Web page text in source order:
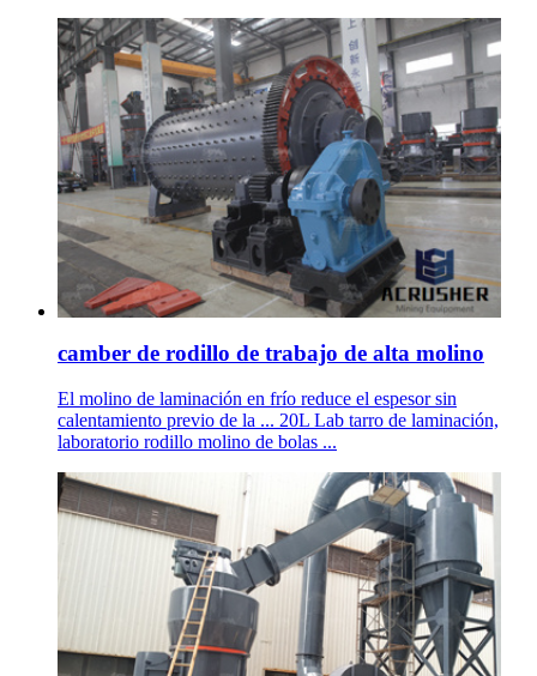
camber de rodillo de trabajo de alta molino
El molino de laminación en frío reduce el espesor sin
calentamiento previo de la ... 20L Lab tarro de laminación,
laboratorio rodillo molino de bolas ...